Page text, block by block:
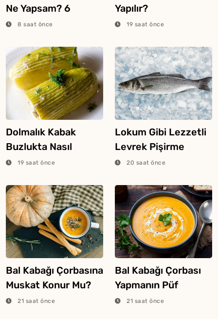
Ne Yapsam? 6
Ağustos 2026
8 saat önce
Yapılır?
19 saat önce
Dolmalık Kabak
Buzlukta Nasıl
Saklanır?
19 saat önce
Lokum Gibi Lezzetli
Levrek Pişirme
Tüyosu
20 saat önce
Bal Kabağı Çorbasına
Muskat Konur Mu?
21 saat önce
Bal Kabağı Çorbası
Yapmanın Püf
Noktaları
21 saat önce